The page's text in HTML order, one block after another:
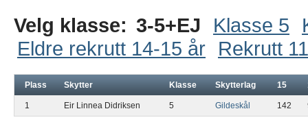
Velg klasse: 3-5+EJ Klasse 5
Eldre rekrutt 14-15 år
Rekrutt
Plass Skytter Klasse Skytterlag 15
1 Eir Linnea Didriksen 5 Gildeskål 142